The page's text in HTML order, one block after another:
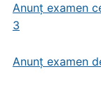
Anunț examen
3
Anunț examen